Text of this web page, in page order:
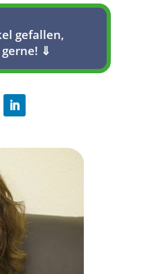
gefallen,
⇓